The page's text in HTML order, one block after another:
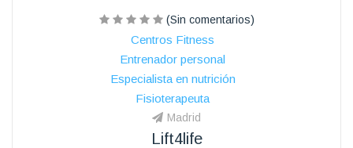
(Sin comentarios)
Centros Fitness
Entrenador personal
Especialista en nutrición
Fisioterapeuta
Madrid
Lift4life